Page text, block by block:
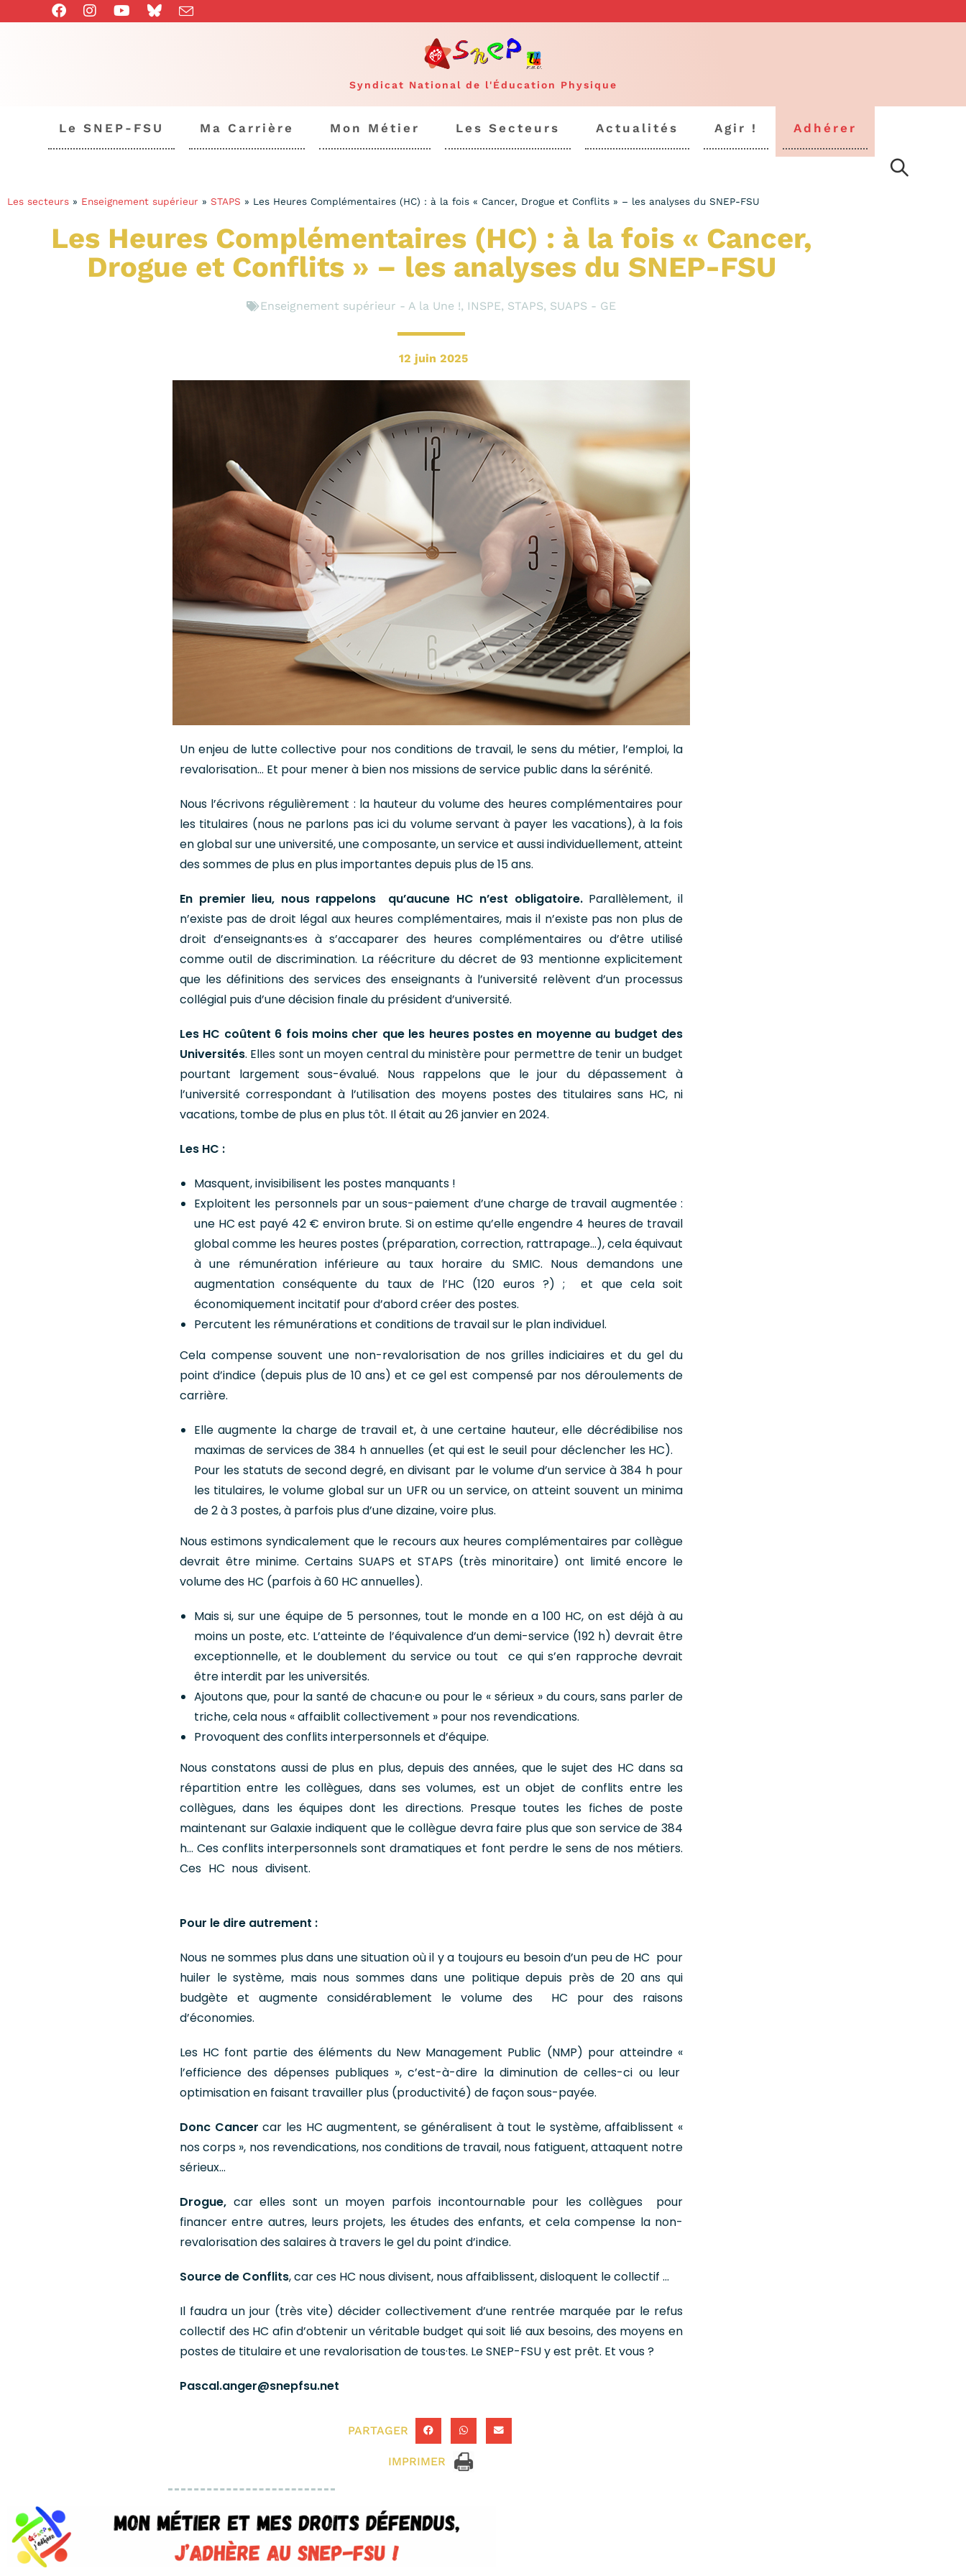
Syndicat National de l'Éducation Physique
Le SNEP-FSU Ma Carrière Mon Métier Les Secteurs Actualités Agir ! Adhérer
Les secteurs » Enseignement supérieur » STAPS » Les Heures Complémentaires (HC) : à la fois « Cancer, Drogue et Conflits » – les analyses du SNEP-FSU
Les Heures Complémentaires (HC) : à la fois « Cancer,
Drogue et Conflits » – les analyses du SNEP-FSU
Enseignement supérieur - A la Une !, INSPE, STAPS, SUAPS - GE
12 juin 2025
Un enjeu de lutte collective pour nos conditions de travail, le sens du métier, l’emploi, la
revalorisation… Et pour mener à bien nos missions de service public dans la sérénité.
Nous l’écrivons régulièrement : la hauteur du volume des heures complémentaires pour
les titulaires (nous ne parlons pas ici du volume servant à payer les vacations), à la fois
en global sur une université, une composante, un service et aussi individuellement, atteint
des sommes de plus en plus importantes depuis plus de 15 ans.
En premier lieu, nous rappelons qu’aucune HC n’est obligatoire. Parallèlement, il
n’existe pas de droit légal aux heures complémentaires, mais il n’existe pas non plus de
droit d’enseignants·es à s’accaparer des heures complémentaires ou d’être utilisé
comme outil de discrimination. La réécriture du décret de 93 mentionne explicitement
que les définitions des services des enseignants à l’université relèvent d’un processus
collégial puis d’une décision finale du président d’université.
Les HC coûtent 6 fois moins cher que les heures postes en moyenne au budget des
Universités. Elles sont un moyen central du ministère pour permettre de tenir un budget
pourtant largement sous-évalué. Nous rappelons que le jour du dépassement à
l’université correspondant à l’utilisation des moyens postes des titulaires sans HC, ni
vacations, tombe de plus en plus tôt. Il était au 26 janvier en 2024.
Les HC :
Masquent, invisibilisent les postes manquants !
Exploitent les personnels par un sous-paiement d’une charge de travail augmentée :
une HC est payé 42 € environ brute. Si on estime qu’elle engendre 4 heures de travail
global comme les heures postes (préparation, correction, rattrapage…), cela équivaut
à une rémunération inférieure au taux horaire du SMIC. Nous demandons une
augmentation conséquente du taux de l’HC (120 euros ?) ; et que cela soit
économiquement incitatif pour d’abord créer des postes.
Percutent les rémunérations et conditions de travail sur le plan individuel.
Cela compense souvent une non-revalorisation de nos grilles indiciaires et du gel du
point d’indice (depuis plus de 10 ans) et ce gel est compensé par nos déroulements de
carrière.
Elle augmente la charge de travail et, à une certaine hauteur, elle décrédibilise nos
maximas de services de 384 h annuelles (et qui est le seuil pour déclencher les HC).
Pour les statuts de second degré, en divisant par le volume d’un service à 384 h pour
les titulaires, le volume global sur un UFR ou un service, on atteint souvent un minima
de 2 à 3 postes, à parfois plus d’une dizaine, voire plus.
Nous estimons syndicalement que le recours aux heures complémentaires par collègue
devrait être minime. Certains SUAPS et STAPS (très minoritaire) ont limité encore le
volume des HC (parfois à 60 HC annuelles).
Mais si, sur une équipe de 5 personnes, tout le monde en a 100 HC, on est déjà à au
moins un poste, etc. L’atteinte de l’équivalence d’un demi-service (192 h) devrait être
exceptionnelle, et le doublement du service ou tout ce qui s’en rapproche devrait
être interdit par les universités.
Ajoutons que, pour la santé de chacun·e ou pour le « sérieux » du cours, sans parler de
triche, cela nous « affaiblit collectivement » pour nos revendications.
Provoquent des conflits interpersonnels et d’équipe.
Nous constatons aussi de plus en plus, depuis des années, que le sujet des HC dans sa
répartition entre les collègues, dans ses volumes, est un objet de conflits entre les
collègues, dans les équipes dont les directions. Presque toutes les fiches de poste
maintenant sur Galaxie indiquent que le collègue devra faire plus que son service de 384
h… Ces conflits interpersonnels sont dramatiques et font perdre le sens de nos métiers.
Ces HC nous divisent.
Pour le dire autrement :
Nous ne sommes plus dans une situation où il y a toujours eu besoin d’un peu de HC pour
huiler le système, mais nous sommes dans une politique depuis près de 20 ans qui
budgète et augmente considérablement le volume des HC pour des raisons
d’économies.
Les HC font partie des éléments du New Management Public (NMP) pour atteindre «
l’efficience des dépenses publiques », c’est-à-dire la diminution de celles-ci ou leur
optimisation en faisant travailler plus (productivité) de façon sous-payée.
Donc Cancer car les HC augmentent, se généralisent à tout le système, affaiblissent «
nos corps », nos revendications, nos conditions de travail, nous fatiguent, attaquent notre
sérieux…
Drogue, car elles sont un moyen parfois incontournable pour les collègues pour
financer entre autres, leurs projets, les études des enfants, et cela compense la non-
revalorisation des salaires à travers le gel du point d’indice.
Source de Conflits, car ces HC nous divisent, nous affaiblissent, disloquent le collectif …
Il faudra un jour (très vite) décider collectivement d’une rentrée marquée par le refus
collectif des HC afin d’obtenir un véritable budget qui soit lié aux besoins, des moyens en
postes de titulaire et une revalorisation de tous·tes. Le SNEP-FSU y est prêt. Et vous ?
Pascal.anger@snepfsu.net
PARTAGER
IMPRIMER